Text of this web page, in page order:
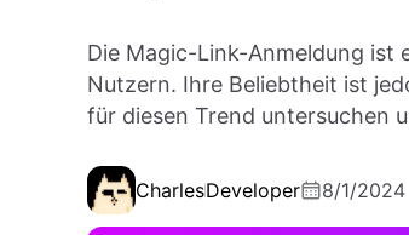
Die Magic-Link-Anmeldung ist
Nutzern. Ihre Beliebtheit ist
für diesen Trend untersuchen
CharlesDeveloper 8/1/2024